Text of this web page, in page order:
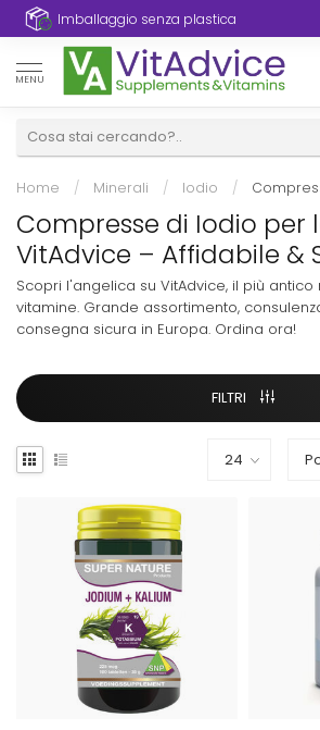
Imballaggio senza plastica
MENU
Home / Minerali / Iodio /
Compresse di Iodio per
VitAdvice – Affidabile &
Scopri l'angelica su VitAdvice, il più
vitamine. Grande assortimento,
consegna sicura in Europa. Ordina ora!
FILTRI